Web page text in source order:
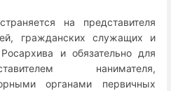
на представителя
гражданских служащих и
и обязательно для
нанимателя,
органами первичных